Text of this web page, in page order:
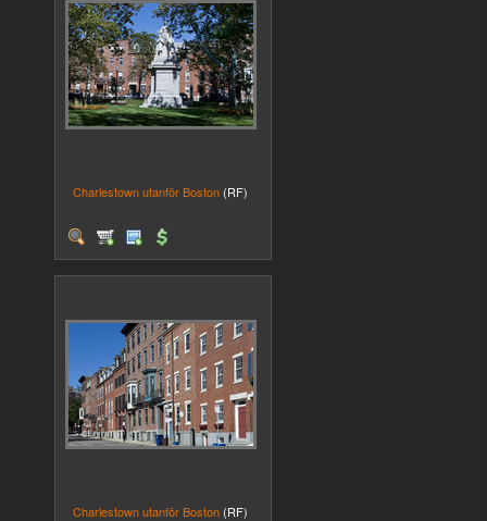
Charlestown utanför Boston (RF)
Charlestown utanför Boston (RF)